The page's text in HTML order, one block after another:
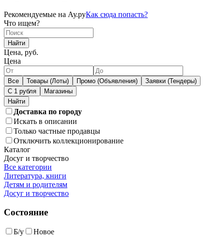
Рекомендуемые на Ау.руКак сюда попасть?
Что ищем?
Найти
Цена, руб.
Цена
Все Товары (Лоты) Промо (Объявления)
Заявки (Тендеры)
С 1 рубля
Магазины
Доставка по городу
Искать в описании
Только частные продавцы
Отключить коллекционирование
Каталог
Досуг и творчество
Все категории
Литература, книги
Детям и родителям
Досуг и творчество
Состояние
Б/у Новое